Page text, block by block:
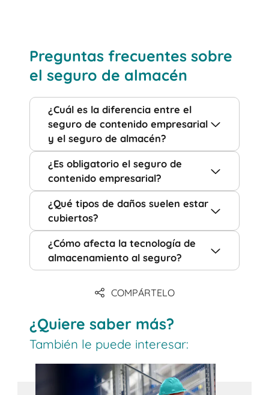
Preguntas frecuentes sobre
el seguro de almacén
¿Cuál es la diferencia entre el
seguro de contenido empresarial
y el seguro de almacén?
¿Es obligatorio el seguro de
contenido empresarial?
¿Qué tipos de daños suelen estar
cubiertos?
¿Cómo afecta la tecnología de
almacenamiento al seguro?
COMPÁRTELO
¿Quiere saber más?
También le puede interesar: